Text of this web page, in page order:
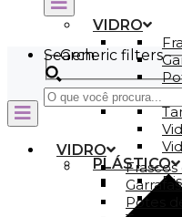
VIDRO
PLÁSTICO
Search
Generic filters
VIDRO
Potes